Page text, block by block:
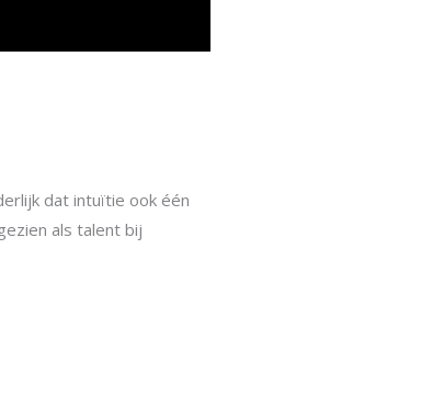
dat intuïtie ook één
als talent bij